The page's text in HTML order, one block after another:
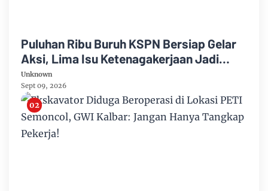
Puluhan Ribu Buruh KSPN Bersiap Gelar
Aksi, Lima Isu Ketenagakerjaan Jadi
Sorotan
Unknown
Sept 09, 2026